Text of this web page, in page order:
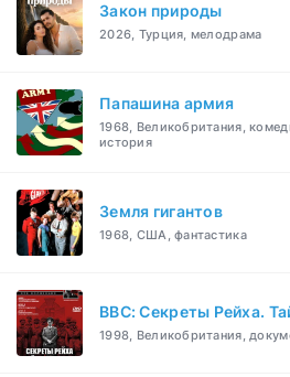
Закон природы
2026, Турция, мелодрама
Папашина армия
1968, Великобритания,
история
Земля гигантов
1968, США, фантастика
BBC: Секреты Рейха.
1998, Великобритания,